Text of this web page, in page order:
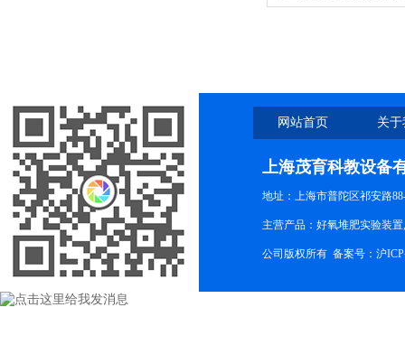
网站首页 关
上海茂育科教设备
地址：上海市普陀区祁安路
主营产品：好氧堆肥实验装
公司版权所有 备案号： 沪